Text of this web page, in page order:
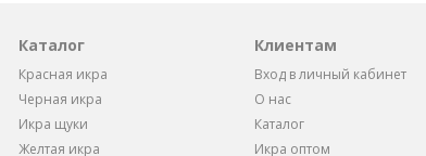
Каталог
Красная икра
Черная икра
Икра щуки
Желтая икра
Клиентам
Вход в личный кабинет
О нас
Каталог
Икра оптом